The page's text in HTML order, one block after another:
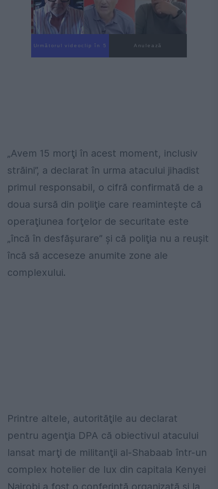
Următorul videoclip în 4 Anulează
„Avem 15 morţi în acest moment, inclusiv
străini”, a declarat în urma atacului jihadist
primul responsabil, o cifră confirmată de a
doua sursă din poliţie care reaminteşte că
operaţiunea forţelor de securitate este
„încă în desfăşurare” şi că poliţia nu a reuşit
încă să acceseze anumite zone ale
complexului.
Printre altele, autorităţile au declarat
pentru agenţia DPA că obiectivul atacului
lansat marţi de militanţii al-Shabaab într-un
complex hotelier de lux din capitala Kenyei
Nairobi a fost o conferinţă organizată şi la